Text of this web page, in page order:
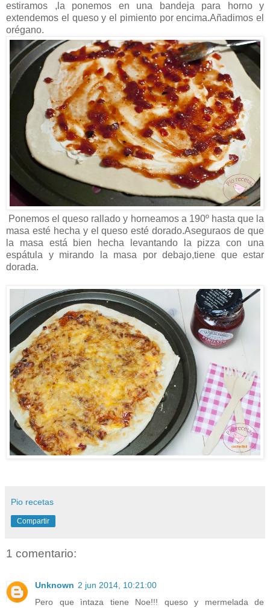
estiramos ,la ponemos en una bandeja para horno y
extendemos el queso y el pimiento por encima.Añadimos el
orégano.
Ponemos el queso rallado y horneamos a 190º hasta que la
masa esté hecha y el queso esté dorado.Aseguraos de que
la masa está bien hecha levantando la pizza con una
espátula y mirando la masa por debajo,tiene que estar
dorada.
Pio recetas
Compartir
1 comentario:
Unknown 2 jun 2014, 10:21:00
Pero que ìntaza tiene Noe!!! queso y mermelada de